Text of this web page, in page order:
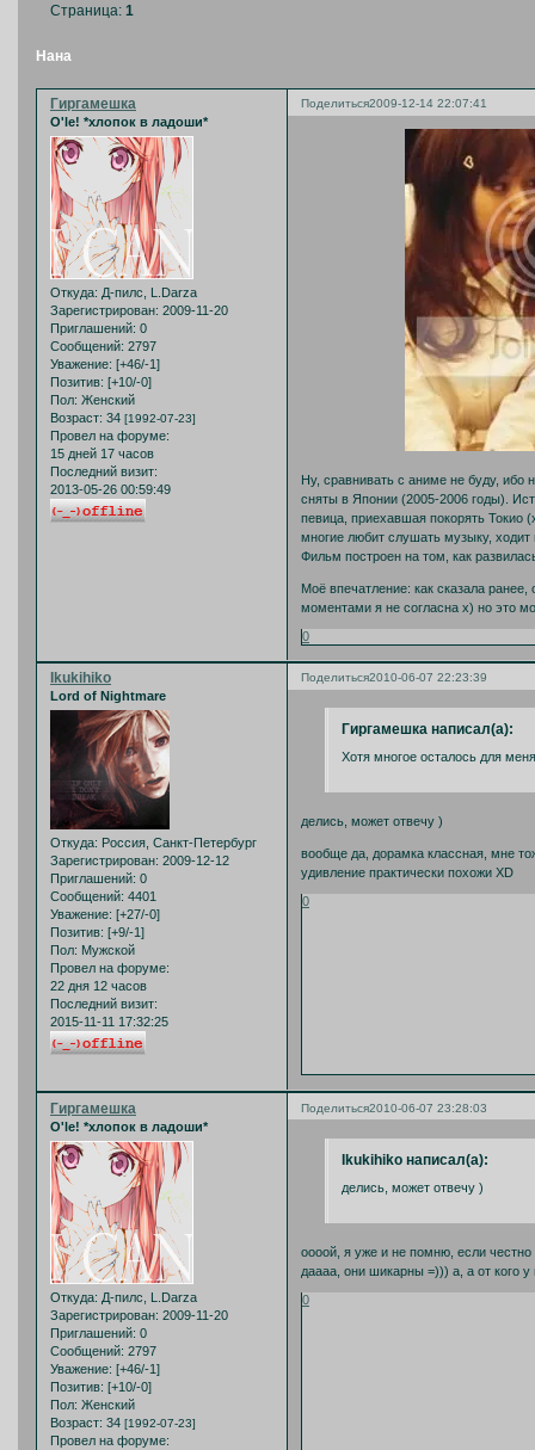
Нана
Страница:1
Поделиться2009-12-14 22:07:41
Гиргамешка
O'le! *хлопок в ладоши*
Откуда: Д-пилс, L.Darza
Зарегистрирован: 2009-11-20
Приглашений: 0
Сообщений: 2797
Уважение: [+46/-1]
Позитив: [+10/-0]
Пол: Женский
Возраст: 34 [1992-07-23]
Провел на форуме:
15 дней 17 часов
Последний визит:
2013-05-26 00:59:49
Ну, сравнивать с аниме не буду,
сняты в Японии (2005-2006 годы).
певица, приехавшая покорять Токио
многие любит слушать музыку,
Фильм построен на том, как
Моё впечатление: как сказала
моментами я не согласна х) но это
0
Поделиться2010-06-07 22:23:39
Ikukihiko
Lord of Nightmare
Откуда: Россия, Санкт-Петербург
Зарегистрирован: 2009-12-12
Приглашений: 0
Сообщений: 4401
Уважение: [+27/-0]
Позитив: [+9/-1]
Пол: Мужской
Провел на форуме:
22 дня 12 часов
Последний визит:
2015-11-11 17:32:25
Гиргамешка написал(а):
Хотя многое осталось для
делись, может отвечу )
вообще да, дорамка классная, мне
удивление практически похожи XD
0
Поделиться2010-06-07 23:28:03
Гиргамешка
O'le! *хлопок в ладоши*
Откуда: Д-пилс, L.Darza
Зарегистрирован: 2009-11-20
Приглашений: 0
Сообщений: 2797
Уважение: [+46/-1]
Позитив: [+10/-0]
Пол: Женский
Возраст: 34 [1992-07-23]
Провел на форуме:
Ikukihiko написал(а):
делись, может отвечу )
оооой, я уже и не помню, если честно
даааа, они шикарны =))) а, а от кого
0